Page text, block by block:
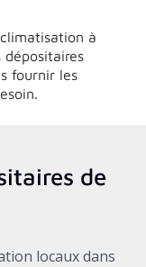
à
dépositaires
fournir les
de
locaux dans